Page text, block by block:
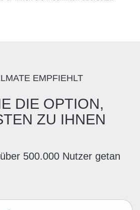
EMPFIEHLT
DIE OPTION,
ZU IHNEN
500.000 Nutzer getan